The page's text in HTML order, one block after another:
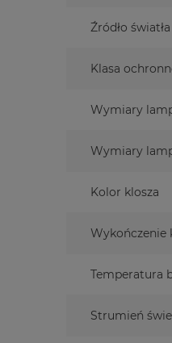
Źródło
Klasa
Wymiary
Wymiary
Kolor klosza
Wykończenie
Temperatura
Strumień